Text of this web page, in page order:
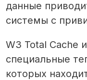
данные
системы с
W3 Total Cache
специальные
которых